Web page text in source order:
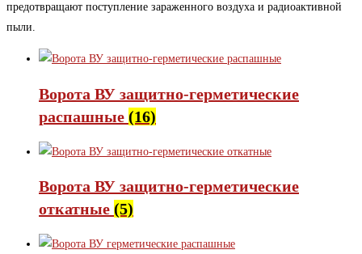
предотвращают поступление зараженного воздуха и радиоактивной
пыли.
Ворота ВУ защитно-герметические
распашные (16)
Ворота ВУ защитно-герметические
откатные (5)